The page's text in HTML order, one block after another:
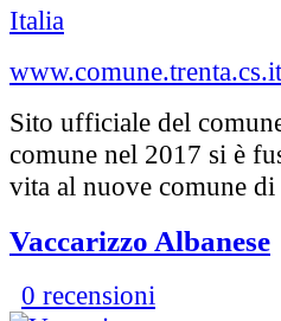
Italia
www.comune.trenta.cs.it
Sito ufficiale del
comune nel 2017 si è
vita al nuove comune
Vaccarizzo Albanese
0 recensioni